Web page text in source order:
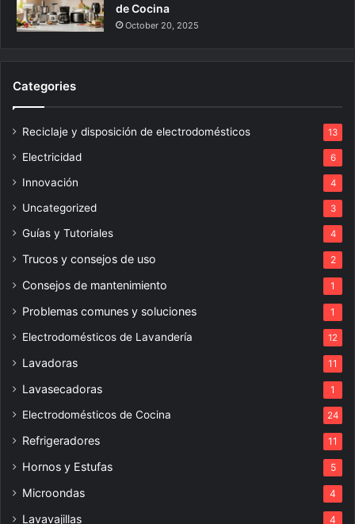
de Cocina
October 20, 2025
Categories
Reciclaje y disposición de electrodomésticos 13
Electricidad 6
Innovación 4
Uncategorized 3
Guías y Tutoriales 4
Trucos y consejos de uso 2
Consejos de mantenimiento 1
Problemas comunes y soluciones 1
Electrodomésticos de Lavandería 12
Lavadoras 11
Lavasecadoras 1
Electrodomésticos de Cocina 24
Refrigeradores 11
Hornos y Estufas 5
Microondas 4
Lavavajillas 4